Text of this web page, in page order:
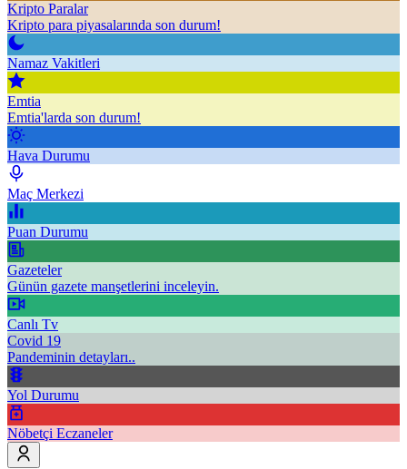
Kripto Paralar
Kripto para piyasalarında son durum!
Namaz Vakitleri
Emtia
Emtia'larda son durum!
Hava Durumu
Maç Merkezi
Puan Durumu
Gazeteler
Günün gazete manşetlerini inceleyin.
Canlı Tv
Covid 19
Pandeminin detayları..
Yol Durumu
Nöbetçi Eczaneler